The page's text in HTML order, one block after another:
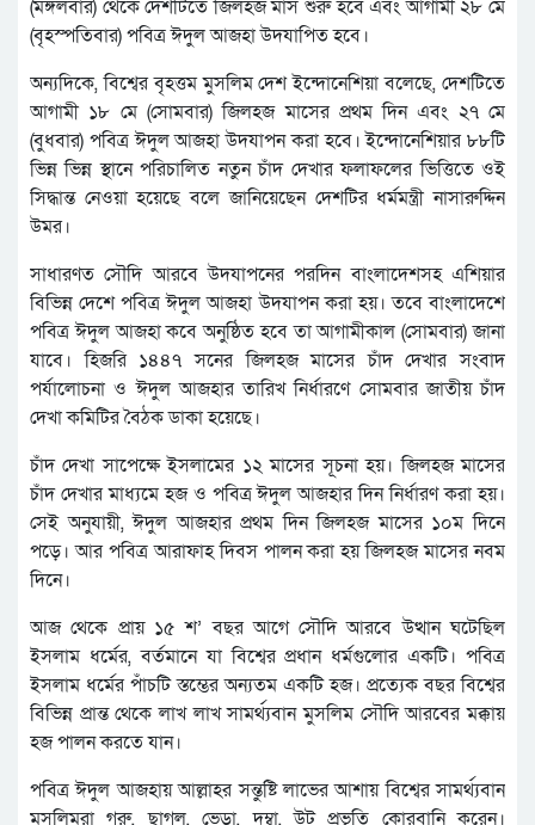
(মঙ্গলবার) থেকে দেশটিতে জিলহজ মাস শুরু হবে এবং আগামী ২৮ মে
(বৃহস্পতিবার) পবিত্র ঈদুল আজহা উদযাপিত হবে।
অন্যদিকে, বিশ্বের বৃহত্তম মুসলিম দেশ ইন্দোনেশিয়া বলেছে, দেশটিতে
আগামী ১৮ মে (সোমবার) জিলহজ মাসের প্রথম দিন এবং ২৭ মে
(বুধবার) পবিত্র ঈদুল আজহা উদযাপন করা হবে। ইন্দোনেশিয়ার ৮৮টি
ভিন্ন ভিন্ন স্থানে পরিচালিত নতুন চাঁদ দেখার ফলাফলের ভিত্তিতে ওই
সিদ্ধান্ত নেওয়া হয়েছে বলে জানিয়েছেন দেশটির ধর্মমন্ত্রী নাসারুদ্দিন
উমর।
সাধারণত সৌদি আরবে ‍উদযাপনের পরদিন বাংলাদেশসহ এশিয়ার
বিভিন্ন দেশে পবিত্র ঈদুল আজহা উদযাপন করা হয়। তবে বাংলাদেশে
পবিত্র ঈদুল আজহা কবে অনুষ্ঠিত হবে তা আগামীকাল (সোমবার) জানা
যাবে। হিজরি ১৪৪৭ সনের জিলহজ মাসের চাঁদ দেখার সংবাদ
পর্যালোচনা ও ঈদুল আজহার তারিখ নির্ধারণে সোমবার জাতীয় চাঁদ
দেখা কমিটির বৈঠক ডাকা হয়েছে।
চাঁদ দেখা সাপেক্ষে ইসলামের ১২ মাসের সূচনা হয়। জিলহজ মাসের
চাঁদ দেখার মাধ্যমে হজ ও পবিত্র ঈদুল আজহার দিন নির্ধারণ করা হয়।
সেই অনুযায়ী, ঈদুল আজহার প্রথম দিন জিলহজ মাসের ১০ম দিনে
পড়ে। আর পবিত্র আরাফাহ দিবস পালন করা হয় জিলহজ মাসের নবম
দিনে।
আজ থেকে প্রায় ১৫ শ’ বছর আগে সৌদি আরবে উত্থান ঘটেছিল
ইসলাম ধর্মের, বর্তমানে যা বিশ্বের প্রধান ধর্মগুলোর একটি। পবিত্র
ইসলাম ধর্মের পাঁচটি স্তম্ভের অন্যতম একটি হজ। প্রত্যেক বছর বিশ্বের
বিভিন্ন প্রান্ত থেকে লাখ লাখ সামর্থ্যবান মুসলিম সৌদি আরবের মক্কায়
হজ পালন করতে যান।
পবিত্র ঈদুল আজহায় আল্লাহর সন্তুষ্টি লাভের আশায় বিশ্বের সামর্থ্যবান
মুসলিমরা গরু, ছাগল, ভেড়া, দুম্বা, উট প্রভৃতি কোরবানি করেন।